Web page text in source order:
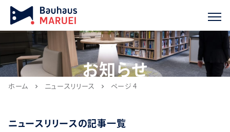
お知らせ
ホーム chevron_right ニュースリリース chevron_right ページ 4
ニュースリリースの記事一覧